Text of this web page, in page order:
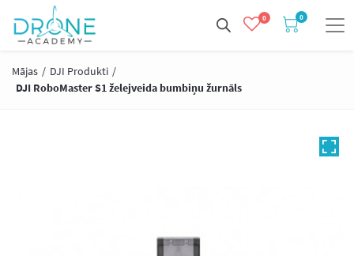
0 0
Mājas / DJI Produkti /
DJI RoboMaster S1 želejveida bumbiņu žurnāls